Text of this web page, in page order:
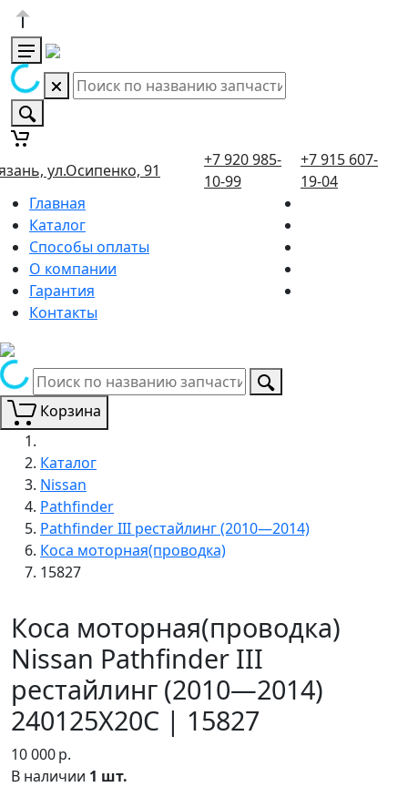
ул.Осипенко, 91
+7 920 985-
10-99
+7 915 607-
19-04
Главная
Каталог
Способы оплаты
О компании
Гарантия
Контакты
Корзина
Каталог
Nissan
Pathfinder
Pathfinder III рестайлинг (2010—2014)
Коса моторная(проводка)
15827
Коса моторная(проводка)
Nissan Pathfinder III
рестайлинг (2010—2014)
240125X20C | 15827
10 000р.
В наличии 1 шт.